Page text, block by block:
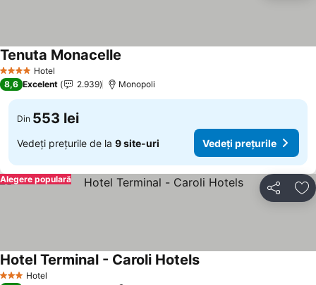
4 Stele Hotel
Tenuta Monacelle
8,6 Excelent 2.939 Monopoli
Din 553 lei
Vedeți prețurile de la 9 site-uri Vedeți prețurile
Distribuiți
Alegere populară
3 SteleHotel
Hotel Terminal - Caroli HotelsVedeți prețurile